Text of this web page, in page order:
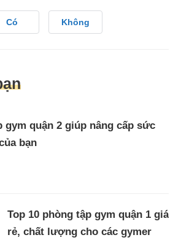
Có Không
gym quận 2 giúp nâng cấp sức
bạn
Top 10 phòng tập gym quận 1 giá
rẻ, chất lượng cho các gymer